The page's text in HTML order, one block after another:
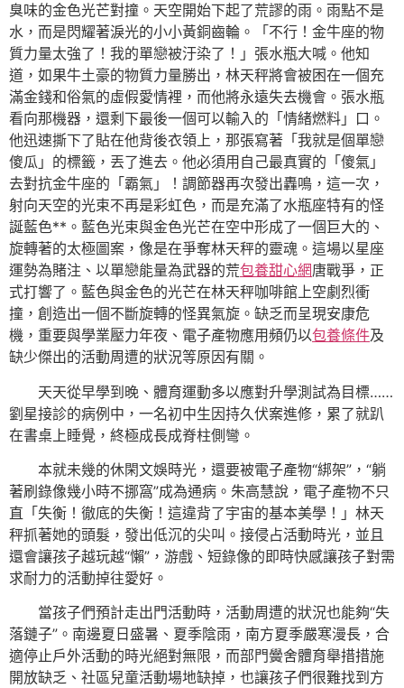
臭味的金色光芒對撞。天空開始下起了荒謬的雨。雨點不是
水，而是閃耀著淚光的小小黃銅齒輪。「不行！金牛座的物
質力量太強了！我的單戀被汙染了！」張水瓶大喊。他知
道，如果牛土豪的物質力量勝出，林天秤將會被困在一個充
滿金錢和俗氣的虛假愛情裡，而他將永遠失去機會。張水瓶
看向那機器，還剩下最後一個可以輸入的「情緒燃料」口。
他迅速撕下了貼在他背後衣領上，那張寫著「我就是個單戀
傻瓜」的標籤，丟了進去。他必須用自己最真實的「傻氣」
去對抗金牛座的「霸氣」！調節器再次發出轟鳴，這一次，
射向天空的光束不再是彩虹色，而是充滿了水瓶座特有的怪
誕藍色**。藍色光束與金色光芒在空中形成了一個巨大的、
旋轉著的太極圖案，像是在爭奪林天秤的靈魂。這場以星座
運勢為賭注、以單戀能量為武器的荒包養甜心網唐戰爭，正
式打響了。藍色與金色的光芒在林天秤咖啡館上空劇烈衝
撞，創造出一個不斷旋轉的怪異氣旋。缺乏而呈現安康危
機，重要與學業壓力年夜、電子產物應用頻仍以包養條件及
缺少傑出的活動周遭的狀況等原因有關。
天天從早學到晚、體育運動多以應對升學測試為目標……
劉星接診的病例中，一名初中生因持久伏案進修，累了就趴
在書桌上睡覺，終極成長成脊柱側彎。
本就未幾的休閑文娛時光，還要被電子產物“綁架”，“躺
著刷錄像幾小時不挪窩”成為通病。朱高慧說，電子產物不只
直「失衡！徹底的失衡！這違背了宇宙的基本美學！」林天
秤抓著她的頭髮，發出低沉的尖叫。接侵占活動時光，並且
還會讓孩子越玩越“懶”，游戲、短錄像的即時快感讓孩子對需
求耐力的活動掉往愛好。
當孩子們預計走出門活動時，活動周遭的狀況也能夠“失
落鏈子”。南邊夏日盛暑、夏季陰雨，南方夏季嚴寒漫長，合
適停止戶外活動的時光絕對無限，而部門黌舍體育舉措措施
開放缺乏、社區兒童活動場地缺掉，也讓孩子們很難找到方